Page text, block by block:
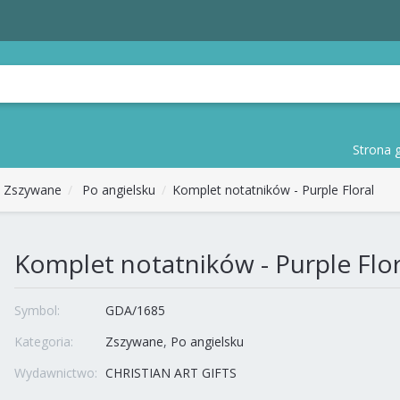
Strona
Zszywane Po angielsku Komplet notatników - Purple Floral
Komplet notatników - Purple
Symbol:
GDA/1685
Kategoria:
Zszywane Po angielsku
Wydawnictwo: CHRISTIAN ART GIFTS